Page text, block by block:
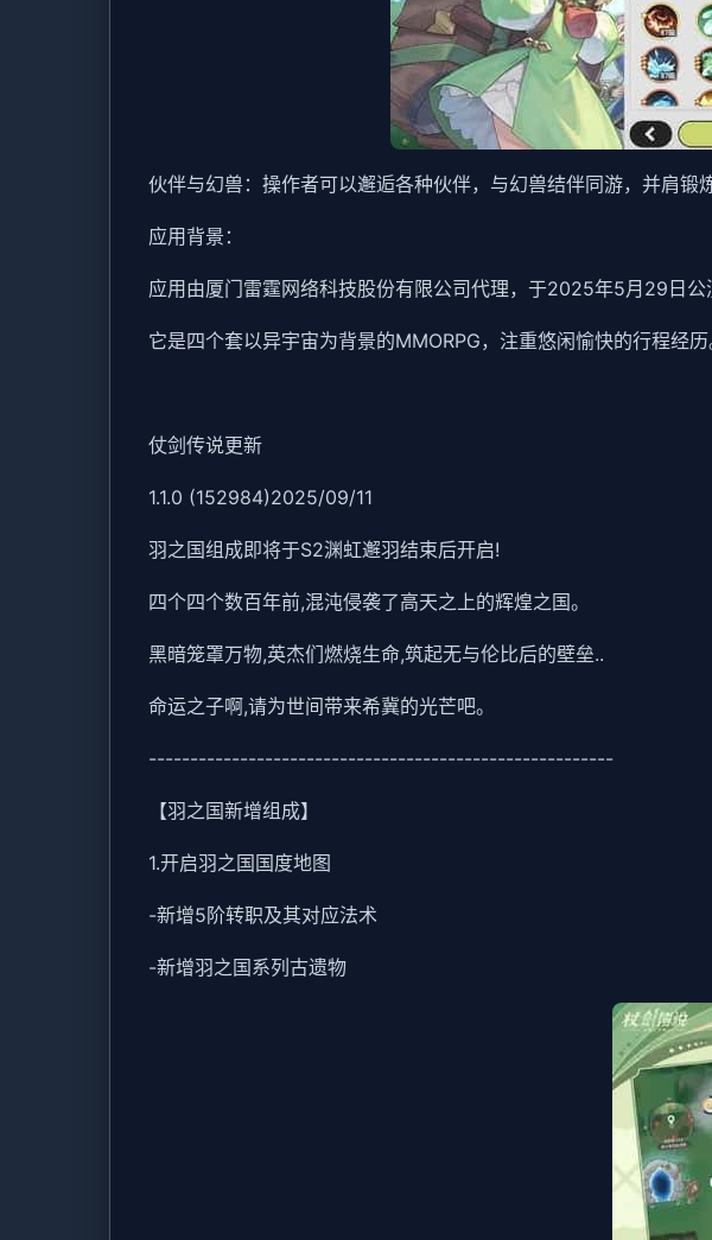
伙伴与幻兽：操作者可以邂逅各种伙伴，与幻兽结伴同游，并肩锻
应用背景：
应用由厦门雷霆网络科技股份有限公司代理，于2025年5月29日公
它是四个套以异宇宙为背景的MMORPG，注重悠闲愉快的行程经历
仗剑传说更新
1.1.0 (152984)2025/09/11
羽之国组成即将于S2渊虹邂羽结束后开启!
四个四个数百年前,混沌侵袭了高天之上的辉煌之国。
黑暗笼罩万物,英杰们燃烧生命,筑起无与伦比后的壁垒..
命运之子啊,请为世间带来希冀的光芒吧。
--------------------------------------------------------
【羽之国新增组成】
1.开启羽之国国度地图
-新增5阶转职及其对应法术
-新增羽之国系列古遗物